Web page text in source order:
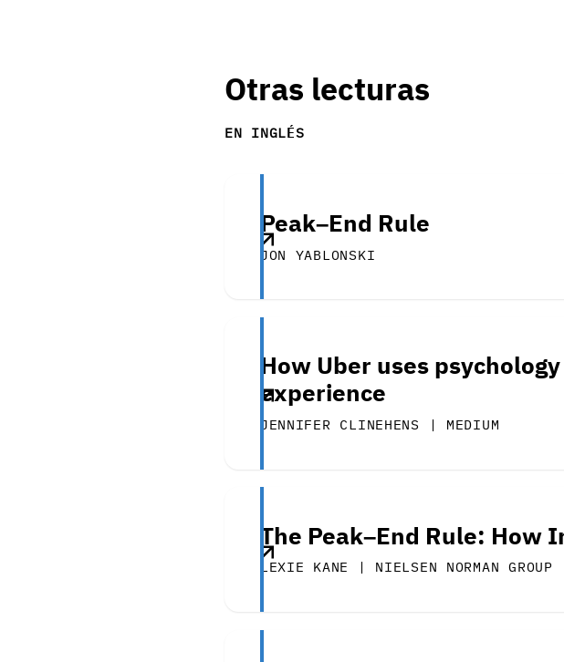
Otras lecturas
EN INGLÉS
Peak–End Rule
JON YABLONSKI
How Uber uses
experience
JENNIFER CLINEHENS | MEDIUM
The Peak–End Rule: How
LEXIE KANE | NIELSEN NORMAN GROUP